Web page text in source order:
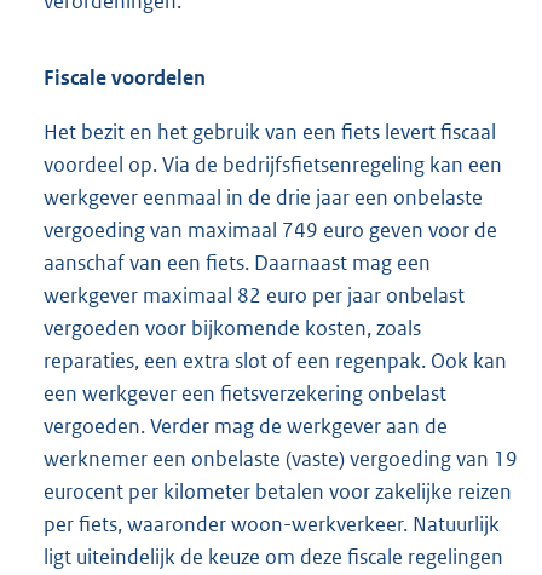
Fiscale voordelen
Het bezit en het gebruik van een fiets levert fiscaal
voordeel op. Via de bedrijfsfietsenregeling kan een
werkgever eenmaal in de drie jaar een onbelaste
vergoeding van maximaal 749 euro geven voor de
aanschaf van een fiets. Daarnaast mag een
werkgever maximaal 82 euro per jaar onbelast
vergoeden voor bijkomende kosten, zoals
reparaties, een extra slot of een regenpak. Ook kan
een werkgever een fietsverzekering onbelast
vergoeden. Verder mag de werkgever aan de
werknemer een onbelaste (vaste) vergoeding van 19
eurocent per kilometer betalen voor zakelijke reizen
per fiets, waaronder woon-werkverkeer. Natuurlijk
ligt uiteindelijk de keuze om deze fiscale regelingen